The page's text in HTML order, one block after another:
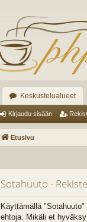
Keskustelualueet
Kirjaudu sisään
Etusivu
Sotahuuto -
Käyttämällä
ehtoja. Mikäli et